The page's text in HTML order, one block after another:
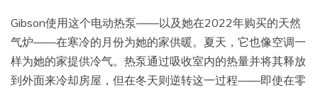
Gibson使用这个电动热泵——以及她在2022年购买的天然
气炉——在寒冷的月份为她的家供暖。夏天，它也像空调一
样为她的家提供冷气。热泵通过吸收室内的热量并将其释放
到外面来冷却房屋，但在冬天则逆转这一过程——即使在零